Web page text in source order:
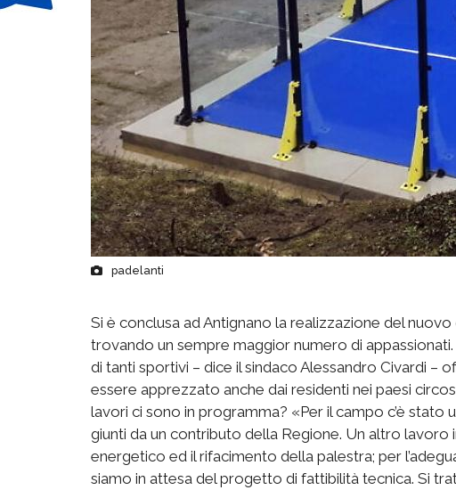
padelanti
Si è conclusa ad Antignano la realizzazione del
trovando un sempre maggior numero di
di tanti sportivi – dice il sindaco Alessandro Civardi –
essere apprezzato anche dai residenti nei paesi
lavori ci sono in programma? «Per il campo c’è stato
giunti da un contributo della Regione. Un altro
energetico ed il rifacimento della palestra; per
siamo in attesa del progetto di fattibilità tecnica. Si